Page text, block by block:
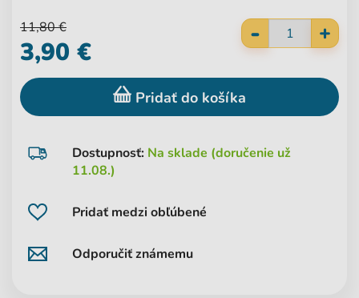
Pridať medzi obľúbené
Odporučiť známemu
Dostupnosť: Na sklade (doručenie už
11.08.)
- +
11,80 €
3,90 €
Pridať do košíka